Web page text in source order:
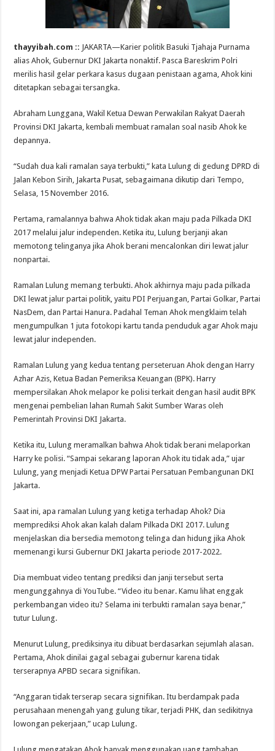
thayyibah.com :: JAKARTA—Karier politik Basuki Tjahaja Purnama
alias Ahok, Gubernur DKI Jakarta nonaktif. Pasca Bareskrim Polri
merilis hasil gelar perkara kasus dugaan penistaan agama, Ahok kini
ditetapkan sebagai tersangka.
Abraham Lunggana, Wakil Ketua Dewan Perwakilan Rakyat Daerah
Provinsi DKI Jakarta, kembali membuat ramalan soal nasib Ahok ke
depannya.
“Sudah dua kali ramalan saya terbukti,” kata Lulung di gedung DPRD di
Jalan Kebon Sirih, Jakarta Pusat, sebagaimana dikutip dari Tempo,
Selasa, 15 November 2016.
Pertama, ramalannya bahwa Ahok tidak akan maju pada Pilkada DKI
2017 melalui jalur independen. Ketika itu, Lulung berjanji akan
memotong telinganya jika Ahok berani mencalonkan diri lewat jalur
nonpartai.
Ramalan Lulung memang terbukti. Ahok akhirnya maju pada pilkada
DKI lewat jalur partai politik, yaitu PDI Perjuangan, Partai Golkar, Partai
NasDem, dan Partai Hanura. Padahal Teman Ahok mengklaim telah
mengumpulkan 1 juta fotokopi kartu tanda penduduk agar Ahok maju
lewat jalur independen.
Ramalan Lulung yang kedua tentang perseteruan Ahok dengan Harry
Azhar Azis, Ketua Badan Pemeriksa Keuangan (BPK). Harry
mempersilakan Ahok melapor ke polisi terkait dengan hasil audit BPK
mengenai pembelian lahan Rumah Sakit Sumber Waras oleh
Pemerintah Provinsi DKI Jakarta.
Ketika itu, Lulung meramalkan bahwa Ahok tidak berani melaporkan
Harry ke polisi. “Sampai sekarang laporan Ahok itu tidak ada,” ujar
Lulung, yang menjadi Ketua DPW Partai Persatuan Pembangunan DKI
Jakarta.
Saat ini, apa ramalan Lulung yang ketiga terhadap Ahok? Dia
memprediksi Ahok akan kalah dalam Pilkada DKI 2017. Lulung
menjelaskan dia bersedia memotong telinga dan hidung jika Ahok
memenangi kursi Gubernur DKI Jakarta periode 2017-2022.
Dia membuat video tentang prediksi dan janji tersebut serta
mengunggahnya di YouTube. “Video itu benar. Kamu lihat enggak
perkembangan video itu? Selama ini terbukti ramalan saya benar,”
tutur Lulung.
Menurut Lulung, prediksinya itu dibuat berdasarkan sejumlah alasan.
Pertama, Ahok dinilai gagal sebagai gubernur karena tidak
terserapnya APBD secara signifikan.
“Anggaran tidak terserap secara signifikan. Itu berdampak pada
perusahaan menengah yang gulung tikar, terjadi PHK, dan sedikitnya
lowongan pekerjaan,” ucap Lulung.